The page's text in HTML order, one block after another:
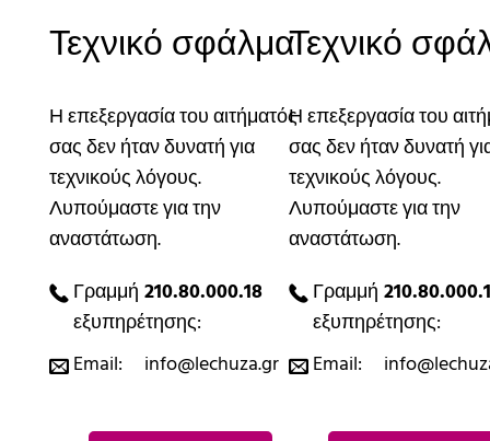
Τεχνικό σφάλμα
Η επεξεργασία του αιτήματός
σας δεν ήταν δυνατή για
τεχνικούς λόγους.
Λυπούμαστε για την
αναστάτωση.
Γραμμή
εξυπηρέτησης:
210.80.000.18
Email: info@lechuza.gr
Τεχνικό
Η επεξεργασία του
σας δεν ήταν δυνατή
τεχνικούς λόγους.
Λυπούμαστε για την
αναστάτωση.
Γραμμή
εξυπηρέτησης:
Email: